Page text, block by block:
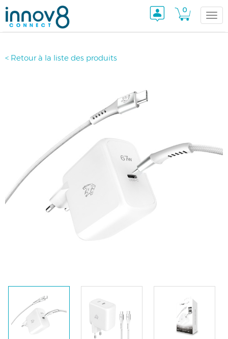
0
< Retour à la liste des produits